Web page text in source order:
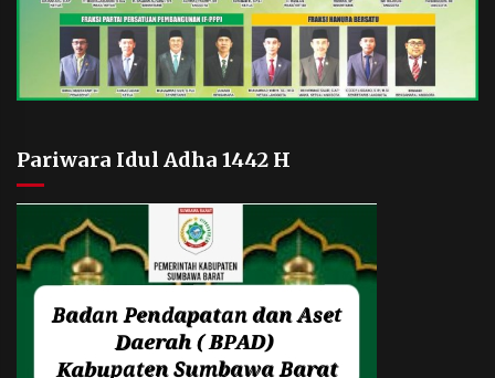
Pariwara Idul Adha 1442 H